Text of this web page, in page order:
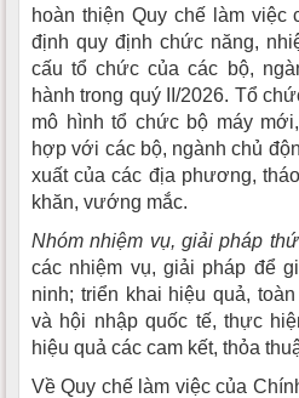
hoàn thiện Quy chế làm việc
định quy định chức năng,
cấu tổ chức của các bộ,
hành trong quý II/2026. Tổ
mô hình tổ chức bộ máy
hợp với các bộ, ngành chủ
xuất của các địa phương,
khăn, vướng mắc.
Nhóm nhiệm vụ, giải pháp
các nhiệm vụ, giải pháp để
ninh; triển khai hiệu quả,
và hội nhập quốc tế, thực
hiệu quả các cam kết, thỏa
Về Quy chế làm việc của